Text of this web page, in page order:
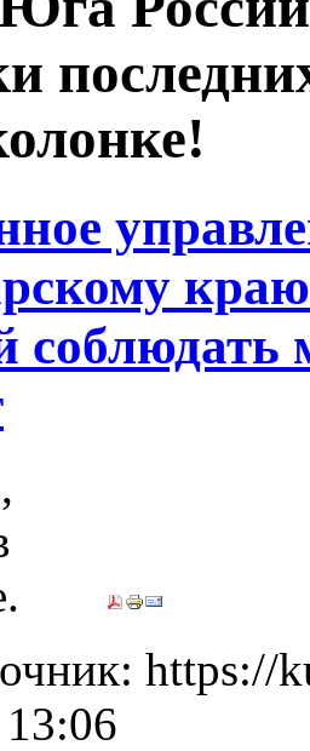
соблюдать
https://